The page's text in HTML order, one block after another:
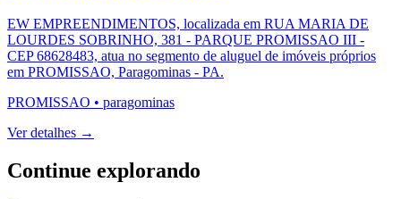
EW EMPREENDIMENTOS, localizada em RUA MARIA DE
LOURDES SOBRINHO, 381 - PARQUE PROMISSAO III -
CEP 68628483, atua no segmento de aluguel de imóveis próprios
em PROMISSAO, Paragominas - PA.
PROMISSAO • paragominas
Ver detalhes →
Continue explorando